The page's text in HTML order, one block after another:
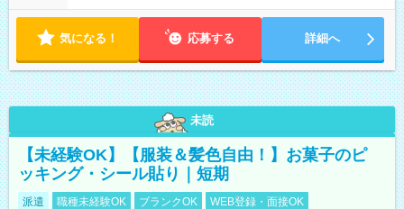
気になる！ 応募する 詳細へ
未読
【未経験OK】【服装＆髪色自由！】お菓子のピ
ッキング・シール貼り｜短期
派遣 職種未経験OK ブランクOK WEB登録・面接OK